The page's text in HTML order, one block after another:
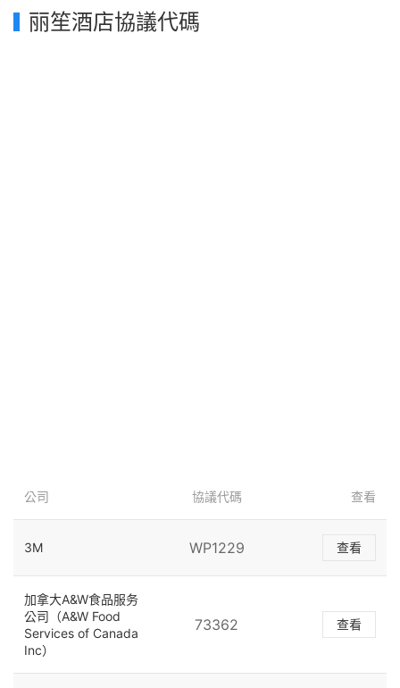
丽笙酒店協議代碼
公司 協議代碼 查看
3M WP1229 查看
加拿大A&W食品服务
公司（A&W Food
Services of Canada
Inc）
73362 查看